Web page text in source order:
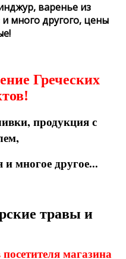
варенье из
много другого, цены
Греческих
продукция с
и многое другое...
травы и
магазина